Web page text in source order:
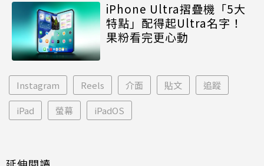
iPhone Ultra摺疊機「5大
特點」配得起Ultra名字！
果粉看完更心動
Instagram Reels 介面 貼文 追蹤
iPad 螢幕 iPadOS